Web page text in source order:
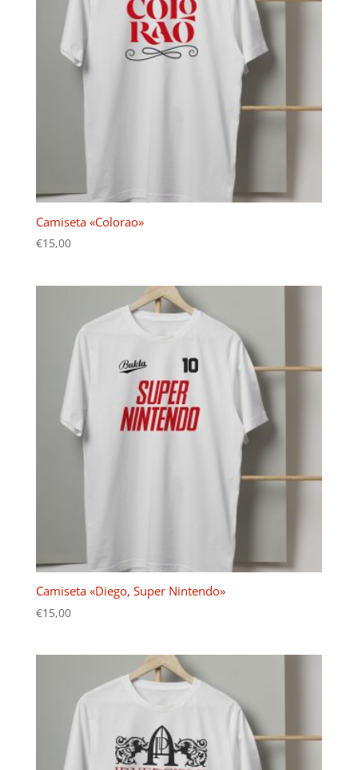
Camiseta «Colorao»
€15,00
Camiseta «Diego, Super Nintendo»
€15,00